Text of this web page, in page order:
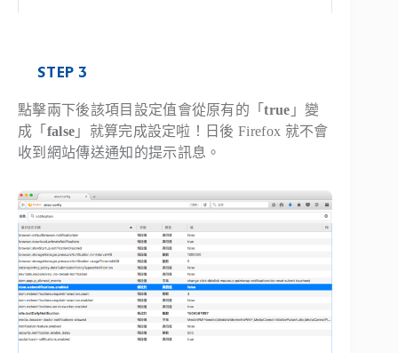
STEP 3
點擊兩下後該項目設定值會從原有的「true 」變
成「 false 」就算完成設定啦！日後 Firefox 就不會
收到網站傳送通知的提示訊息。